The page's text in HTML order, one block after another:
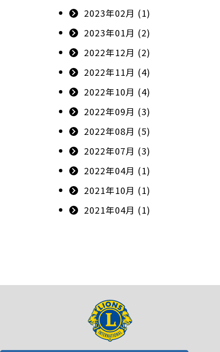
2023年02月 (1)
2023年01月 (2)
2022年12月 (2)
2022年11月 (4)
2022年10月 (4)
2022年09月 (3)
2022年08月 (5)
2022年07月 (3)
2022年04月 (1)
2021年10月 (1)
2021年04月 (1)